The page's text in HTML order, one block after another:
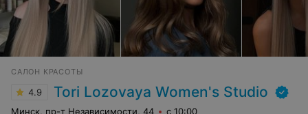
САЛОН КРАСОТЫ
4.9 Tori Lozovaya Women's Studio
Минск, пр-т Независимости, 44 с 10:00